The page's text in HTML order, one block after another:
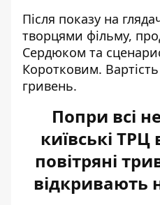
Після показу на
творцями фільму,
Сердюком та
Коротковим.
гривень.
Попри всі
київські
повітряні
відкривають